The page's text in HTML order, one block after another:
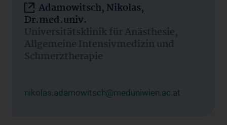
Adamowitsch, Nikolas,
Dr.med.univ.
Universitätsklinik für Anästhesie,
Allgemeine Intensivmedizin und
Schmerztherapie
nikolas.adamowitsch@meduniwien.ac.at